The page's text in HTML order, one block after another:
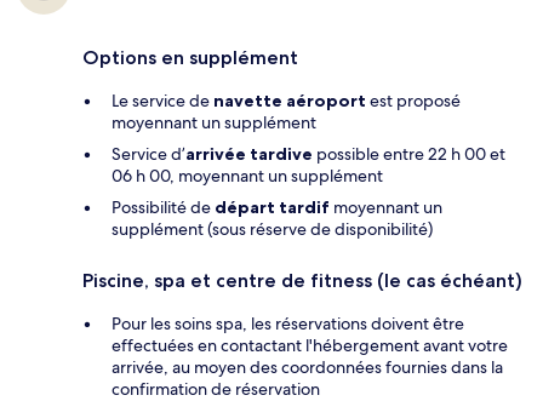
Options en supplément
Le service de navette aéroport est proposé
moyennant un supplément
Service d’arrivée tardive possible entre 22 h 00 et
06 h 00, moyennant un supplément
Possibilité de départ tardif moyennant un
supplément (sous réserve de disponibilité)
Piscine, spa et centre de fitness (le cas échéant)
Pour les soins spa, les réservations doivent être
effectuées en contactant l'hébergement avant votre
arrivée, au moyen des coordonnées fournies dans la
confirmation de réservation